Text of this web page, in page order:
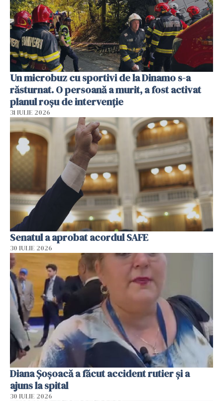
Un microbuz cu sportivi de la Dinamo s-a
răsturnat. O persoană a murit, a fost activat
planul roșu de intervenție
31 IULIE 2026
Senatul a aprobat acordul SAFE
30 IULIE 2026
Diana Șoșoacă a făcut accident rutier și a
ajuns la spital
30 IULIE 2026